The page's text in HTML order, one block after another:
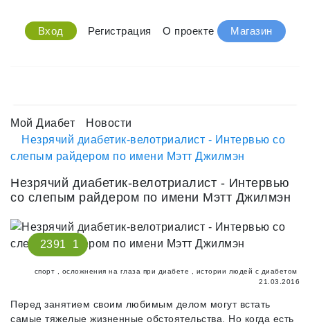
Вход Регистрация О проекте Магазин
Мой Диабет
Новости
Незрячий диабетик-велотриалист - Интервью со
слепым райдером по имени Мэтт Джилмэн
Незрячий диабетик-велотриалист - Интервью
со слепым райдером по имени Мэтт Джилмэн
2391 1
спорт осложнения на глаза при диабете
истории людей с диабетом
21.03.2016
Перед занятием своим любимым делом могут встать
самые тяжелые жизненные обстоятельства. Но когда есть